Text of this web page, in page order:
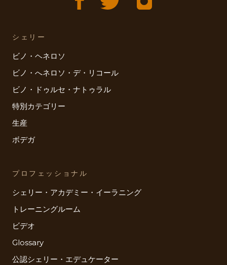
シェリー
ビノ・ヘネロソ
ビノ・へネロソ・デ・リコール
ビノ・ドゥルセ・ナトゥラル
特別カテゴリー
生産
ボデガ
プロフェッショナル
シェリー・アカデミー・イーラニング
トレーニングルーム
ビデオ
Glossary
公認シェリー・エデュケーター